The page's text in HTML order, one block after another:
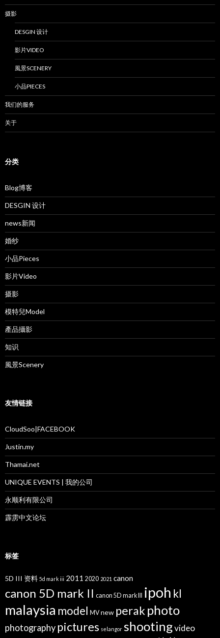
摄影
DESGIN 设计
影片VIDEO
風景SCENERY
小品PIECES
我们的服务
关于
分类
Blog博客
DESGIN 设计
news新闻
婚纱
小品Pieces
影片Video
摄影
模特兒Model
產品攝影
知识
風景Scenery
友情链接
CloudSoo|FACEBOOK
Justin.my
Thamai.net
UNIQUE EVENTS | 我的公司
永顺利有限公司
霹雳中文论坛
标签
5D III 资料 5d mark iii 2011 2020 2021 canon
canon 5D mark II canon 5D mark III ipoh kl
malaysia model MV new perak photo
photography pictures selangor shootingvideo